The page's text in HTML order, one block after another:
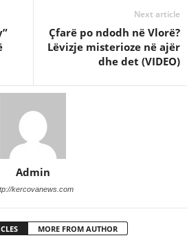
Next article
Çfarë po ndodh në Vlorë?
Lëvizje misterioze në ajër
dhe det (VIDEO)
Admin
kercovanews.com
MORE FROM AUTHOR